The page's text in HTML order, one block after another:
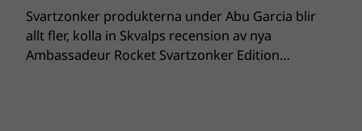
Svartzonker produkterna under Abu Garcia blir
allt fler, kolla in Skvalps recension av nya
Ambassadeur Rocket Svartzonker Edition…